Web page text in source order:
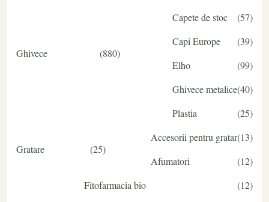
Ghivece 880
Capete de stoc
57
Capi Europe
39
Elho
99
Ghivece metalice 40
Plastia
25
Gratare 25
Accesorii pentru gratar 13
Afumatori
12
Fitofarmacia bio
12